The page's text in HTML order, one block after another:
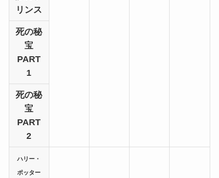
リンス
死の秘
宝
PART
1
死の秘
宝
PART
2
ハリー・
ポッター